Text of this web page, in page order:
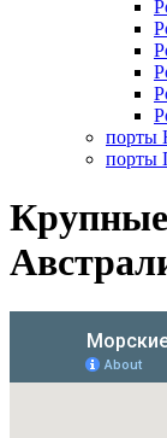
порты
порты